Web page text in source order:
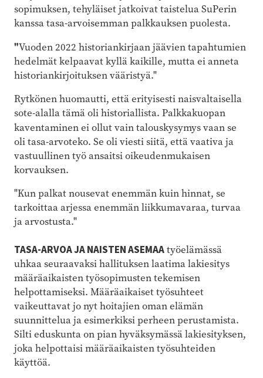
sopimuksen, tehyläiset jatkoivat taistelua SuPerin
kanssa tasa-arvoisemman palkkauksen puolesta.
"Vuoden 2022 historiankirjaan jäävien tapahtumien
hedelmät kelpaavat kyllä kaikille, mutta ei anneta
historiankirjoituksen vääristyä."
Rytkönen huomautti, että erityisesti naisvaltaisella
sote-alalla tämä oli historiallista. Palkkakuopan
kaventaminen ei ollut vain talouskysymysvaan se
oli tasa-arvoteko. Se oli viesti siitä, että vaativa ja
vastuullinen työ ansaitsi oikeudenmukaisen
korvauksen.
"Kun palkat nousevat enemmän kuin hinnat, se
tarkoittaa arjessa enemmän liikkumavaraa, turvaa
ja arvostusta."
TASA-ARVOA JA NAISTEN ASEMAAtyöelämässä
uhkaa seuraavaksi hallituksen laatima lakiesitys
määräaikaisten työsopimusten tekemisen
helpottamiseksi. Määräaikaiset työsuhteet
vaikeuttavat jo nyt hoitajien oman elämän
suunnittelua ja esimerkiksi perheen perustamista.
Silti eduskunta on pian hyväksymässä lakiesityksen,
joka helpottaisi määräaikaisten työsuhteiden
käyttöä.